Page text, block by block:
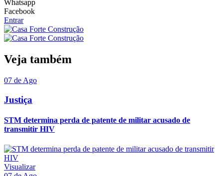
Whatsapp
Facebook
Entrar
Veja também
07 de Ago
Justiça
STM determina perda de patente de militar acusado de
transmitir HIV
Visualizar